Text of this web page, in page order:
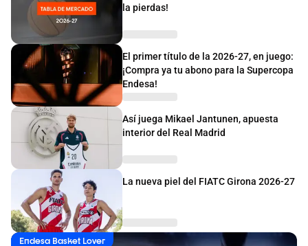
la pierdas!
El primer título de la 2026-27, en juego:
¡Compra ya tu abono para la Supercopa
Endesa!
Así juega Mikael Jantunen, apuesta
interior del Real Madrid
La nueva piel del FIATC Girona 2026-27
Endesa Basket Lover